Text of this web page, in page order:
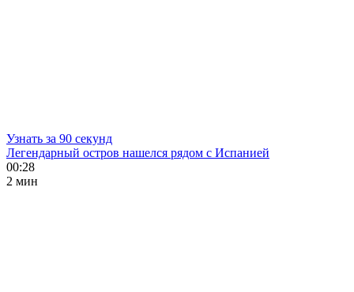
Узнать за 90 секунд
Легендарный остров нашелся рядом с Испанией
00:28
2 мин